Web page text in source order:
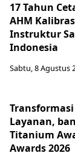
17 Tahun
AHM
Instruktur
Indonesia
Sabtu, 8 Agustus
Layanan,
Titanium
Awards 2026